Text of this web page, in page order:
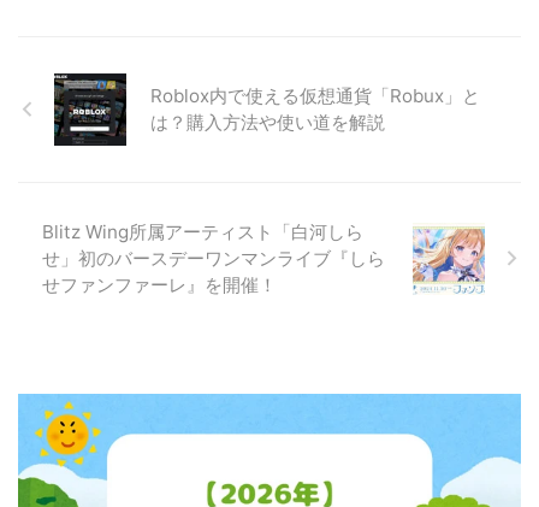
Roblox内で使える仮想通貨「Robux」と
は？購入方法や使い道を解説
Blitz Wing所属アーティスト「白河しら
せ」初のバースデーワンマンライブ『しら
せファンファーレ』を開催！